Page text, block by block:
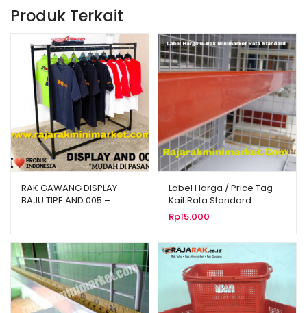
Produk Terkait
RAK GAWANG DISPLAY
BAJU TIPE AND 005 –
Label Harga / Price Tag
Kait Rata Standard
Rp15.000